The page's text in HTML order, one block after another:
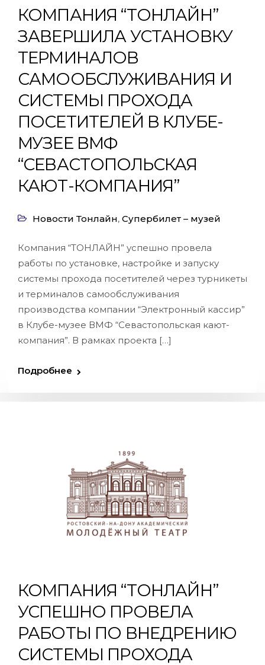
КОМПАНИЯ “ТОНЛАЙН”
ЗАВЕРШИЛА УСТАНОВКУ
ТЕРМИНАЛОВ
САМООБСЛУЖИВАНИЯ И
СИСТЕМЫ ПРОХОДА
ПОСЕТИТЕЛЕЙ В КЛУБЕ-
МУЗЕЕ ВМФ
“СЕВАСТОПОЛЬСКАЯ
КАЮТ-КОМПАНИЯ”
Новости Тонлайн, Супербилет – музей
Компания “ТОНЛАЙН” успешно провела
работы по установке, настройке и запуску
системы прохода посетителей через турникеты
и терминалов самообслуживания
производства компании “Электронный кассир”
в Клубе-музее ВМФ “Севастопольская кают-
компания”. В рамках проекта […]
Подробнее
КОМПАНИЯ “ТОНЛАЙН”
УСПЕШНО ПРОВЕЛА
РАБОТЫ ПО ВНЕДРЕНИЮ
СИСТЕМЫ ПРОХОДА